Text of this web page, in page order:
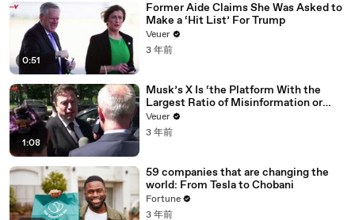
0:51
Former Aide Claims She Was Asked to
Make a ‘Hit List’ For Trump
Veuer
3 年前
1:08
Musk’s X Is ‘the Platform With the
Largest Ratio of Misinformation or
Disinformation’ Amongst All Social
Media Platforms
Veuer
3 年前
59 companies that are changing the
world: From Tesla to Chobani
Fortune
3 年前